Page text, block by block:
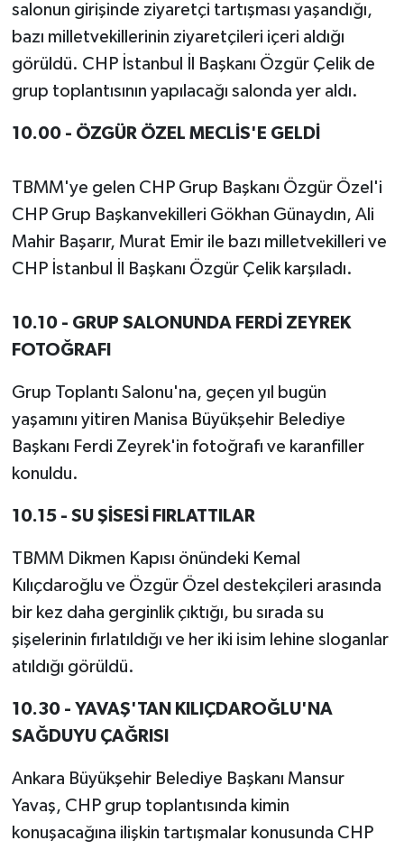
salonun girişinde ziyaretçi tartışması yaşandığı,
bazı milletvekillerinin ziyaretçileri içeri aldığı
görüldü. CHP İstanbul İl Başkanı Özgür Çelik de
grup toplantısının yapılacağı salonda yer aldı.
10.00 - ÖZGÜR ÖZEL MECLİS'E GELDİ
TBMM'ye gelen CHP Grup Başkanı Özgür Özel'i
CHP Grup Başkanvekilleri Gökhan Günaydın, Ali
Mahir Başarır, Murat Emir ile bazı milletvekilleri ve
CHP İstanbul İl Başkanı Özgür Çelik karşıladı.
10.10 - GRUP SALONUNDA FERDİ ZEYREK
FOTOĞRAFI
Grup Toplantı Salonu'na, geçen yıl bugün
yaşamını yitiren Manisa Büyükşehir Belediye
Başkanı Ferdi Zeyrek'in fotoğrafı ve karanfiller
konuldu.
10.15 - SU ŞİSESİ FIRLATTILAR
TBMM Dikmen Kapısı önündeki Kemal
Kılıçdaroğlu ve Özgür Özel destekçileri arasında
bir kez daha gerginlik çıktığı, bu sırada su
şişelerinin fırlatıldığı ve her iki isim lehine sloganlar
atıldığı görüldü.
10.30 - YAVAŞ'TAN KILIÇDAROĞLU'NA
SAĞDUYU ÇAĞRISI
Ankara Büyükşehir Belediye Başkanı Mansur
Yavaş, CHP grup toplantısında kimin
konuşacağına ilişkin tartışmalar konusunda CHP